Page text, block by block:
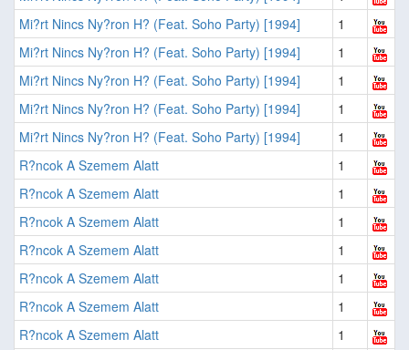
Mi?rt Nincs Ny?ron H? (Feat. Soho Party) [1994]
1
Mi?rt Nincs Ny?ron H? (Feat. Soho Party) [1994]
1
Mi?rt Nincs Ny?ron H? (Feat. Soho Party) [1994]
1
Mi?rt Nincs Ny?ron H? (Feat. Soho Party) [1994]
1
Mi?rt Nincs Ny?ron H? (Feat. Soho Party) [1994]
1
R?ncok A Szemem Alatt
1
R?ncok A Szemem Alatt
1
R?ncok A Szemem Alatt
1
R?ncok A Szemem Alatt
1
R?ncok A Szemem Alatt
1
R?ncok A Szemem Alatt
1
R?ncok A Szemem Alatt
1